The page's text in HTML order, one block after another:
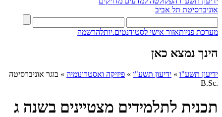
אוניברסיטת תל אביב
מערכת פניותאזור אישי לסטודנטים.יותלהרשמה
הינך נמצא כאן
ידיעון תשע"ו » ידיעון תשע"ו » פיזיקה ואסטרונומיה » בוגר אוניברסיטה
.B.Sc
תכנית לתלמידים מצטיינים בשנה ג